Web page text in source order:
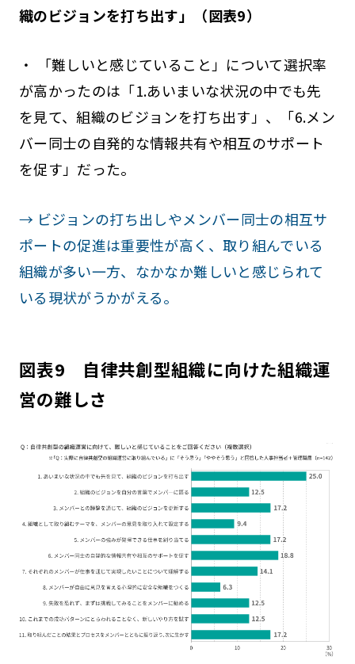
織のビジョンを打ち出す」（図表9）
・ 「難しいと感じていること」について選択率
が高かったのは「1.あいまいな状況の中でも先
を見て、組織のビジョンを打ち出す」、「6.メン
バー同士の自発的な情報共有や相互のサポート
を促す」だった。
→ ビジョンの打ち出しやメンバー同士の相互サ
ポートの促進は重要性が高く、取り組んでいる
組織が多い一方、なかなか難しいと感じられて
いる現状がうかがえる。
図表9 自律共創型組織に向けた組織運
営の難しさ